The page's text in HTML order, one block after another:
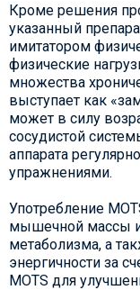
Кроме решения
указанный
имитатором
физические
множества
выступает как
может в силу
сосудистой
аппарата
упражнениями.
Употребление
мышечной массы и
метаболизма, а
энергичности за
MOTS для